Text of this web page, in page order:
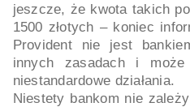
jeszcze, że kwota takich
1500 złotych – koniec
Provident nie jest
innych zasadach i
niestandardowe działania.
Niestety bankom nie